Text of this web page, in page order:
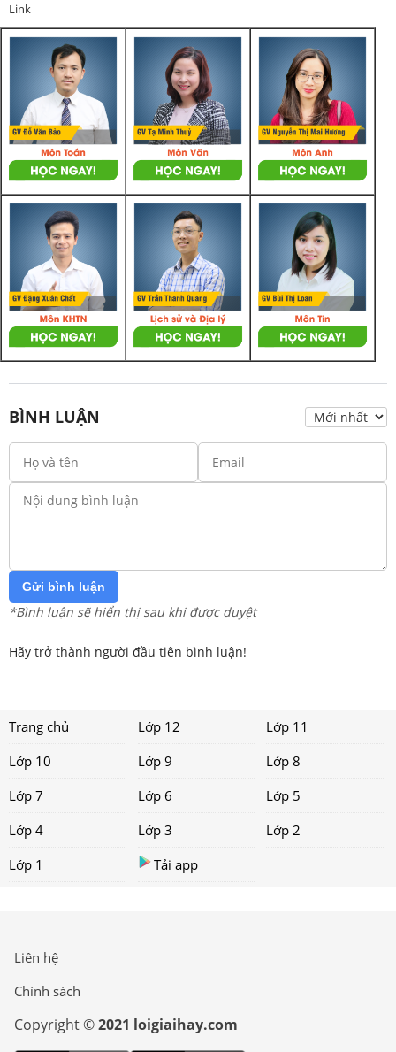
Link
BÌNH LUẬN
Gửi bình luận
*Bình luận sẽ hiển thị sau khi được duyệt
Hãy trở thành người đầu tiên bình luận!
Trang chủ Lớp 12
Lớp 11
Lớp 10
Lớp 9
Lớp 8
Lớp 7
Lớp 6
Lớp 5
Lớp 4
Lớp 3
Lớp 2
Lớp 1
Tải app
Liên hệ
Chính sách
Copyright ©2021 loigiaihay.com